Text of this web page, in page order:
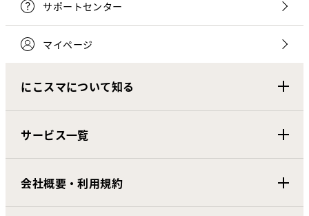
サポートセンター
マイページ
にこスマについて知る
サービス一覧
会社概要・利用規約